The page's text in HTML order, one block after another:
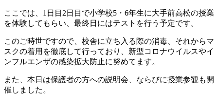
ー
ル
日
目
ここでは、1日目2日目で小学校5・6年生に大手前高松の授業
を体験してもらい、最終日にはテストを行う予定です。
このご時世ですので、校舎に立ち入る際の消毒、それからマ
スクの着用を徹底して行っており、新型コロナウイルスやイ
ンフルエンザの感染拡大防止に努めてます。
また、本日は保護者の方への説明会、ならびに授業参観も開
催しました。